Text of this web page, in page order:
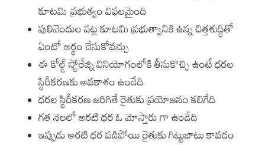
కూటమి ప్రభుత్వం విఫలమైంది
పులివెందుల పట్ల కూటమి ప్రభుత్వానికి ఉన్న చిత్తశుద్ధితో
ఏంటో అర్థం చేసుకోవచ్చు
ఈ కోల్డ్ స్టోరేజ్ని వినియోగంలోకి తీసుకొచ్చి ఉంటే ధరల
స్థిరీకరణకు అవకాశం ఉండేది
ధరల స్థిరీకరణ జరిగితే రైతుకు ప్రయోజనం కలిగేది
గత నెలలో అరటి ధర ఓ మోస్తారు గా ఉండేది
ఇప్పుడు అరటి ధర పడిపోయి రైతుకు గిట్టుబాటు కావడం